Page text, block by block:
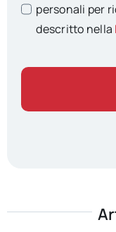
personali per
descritto nella